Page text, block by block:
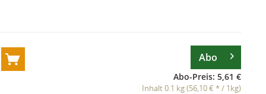
Abo-Preis: 5,61 €
Inhalt 0.1 kg (56,10 € * / 1kg)
Abo